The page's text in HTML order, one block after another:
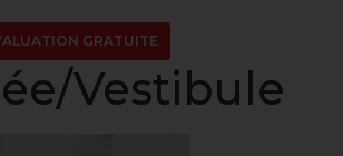
GRATUITE
Vestibule